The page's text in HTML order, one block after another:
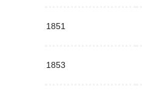
1851
1853